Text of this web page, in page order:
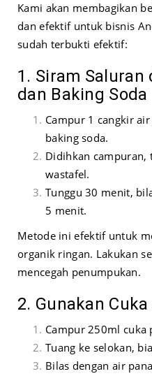
Kami akan membagikan
dan efektif untuk bisnis
sudah terbukti efektif:
1. Siram Saluran
dan Baking Soda
Campur 1 cangkir
baking soda.
Didihkan campuran,
wastafel.
Tunggu 30 menit,
5 menit.
Metode ini efektif untuk
organik ringan. Lakukan
mencegah penumpukan.
2. Gunakan
Campur 250ml cuka
Tuang ke selokan,
Bilas dengan air